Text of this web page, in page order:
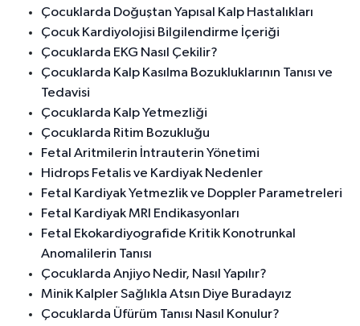
Çocuklarda Doğuştan Yapısal Kalp Hastalıkları
Çocuk Kardiyolojisi Bilgilendirme İçeriği
Çocuklarda EKG Nasıl Çekilir?
Çocuklarda Kalp Kasılma Bozukluklarının Tanısı ve
Tedavisi
Çocuklarda Kalp Yetmezliği
Çocuklarda Ritim Bozukluğu
Fetal Aritmilerin İntrauterin Yönetimi
Hidrops Fetalis ve Kardiyak Nedenler
Fetal Kardiyak Yetmezlik ve Doppler Parametreleri
Fetal Kardiyak MRI Endikasyonları
Fetal Ekokardiyografide Kritik Konotrunkal
Anomalilerin Tanısı
Çocuklarda Anjiyo Nedir, Nasıl Yapılır?
Minik Kalpler Sağlıkla Atsın Diye Buradayız
Çocuklarda Üfürüm Tanısı Nasıl Konulur?